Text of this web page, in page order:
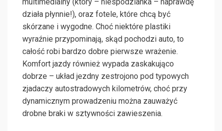
działa płynnie!), oraz fotele, które chcą być
skórzane i wygodne. Choć niektóre plastiki
wyraźnie przypominają, skąd pochodzi auto, to
całość robi bardzo dobre pierwsze wrażenie.
Komfort jazdy również wypada zaskakująco
dobrze – układ jezdny zestrojono pod typowych
zjadaczy autostradowych kilometrów, choć przy
dynamicznym prowadzeniu można zauważyć
drobne braki w sztywności zawieszenia.